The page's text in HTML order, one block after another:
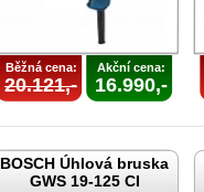
Běžná cena:
20.121,-
Akční cena:
16.990,-
BOSCH Úhlová bruska
GWS 19-125 CI